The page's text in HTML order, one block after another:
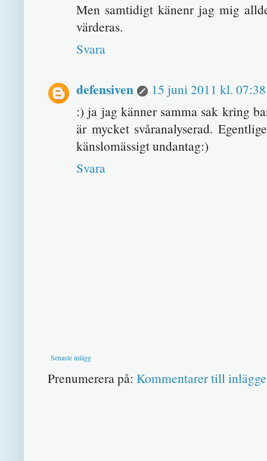
Men samtidigt känenr jag mig
värderas.
Svara
defensiven
15 juni 2011 kl. 07:38
:) ja jag känner samma sak kring
är mycket svåranalyserad.
känslomässigt undantag:)
Svara
Senaste inlägg
Prenumerera på: Kommentarer till